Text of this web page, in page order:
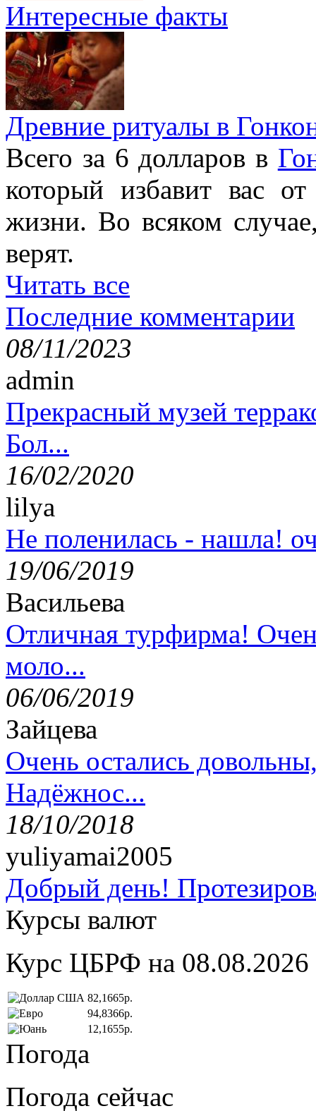
Интересные факты
Древние ритуалы в
Всего за 6 долларов в
который избавит вас
жизни. Во всяком
верят.
Читать все
Последние комментарии
08/11/2023
admin
Прекрасный музей
Бол...
16/02/2020
lilya
Не поленилась - нашла!
19/06/2019
Васильева
Отличная турфирма!
моло...
06/06/2019
Зайцева
Очень остались
Надёжнос...
18/10/2018
yuliyamai2005
Добрый день!
Курсы валют
Курс ЦБРФ на 08.08.2026
82,1665р.
94,8366р.
12,1655р.
Погода
Погода сейчас